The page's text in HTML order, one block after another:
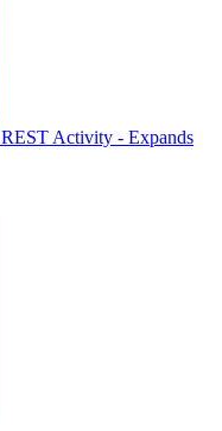
REST Activity - Expands